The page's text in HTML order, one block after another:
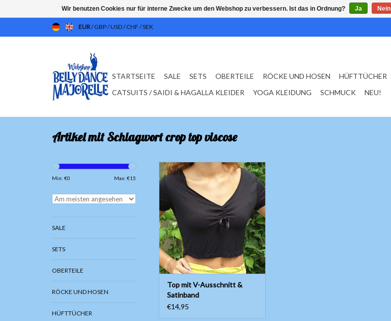
EUR/GBP/USD/CHF /SEK
STARTSEITE SALE SETS OBERTEILE RÖCKE UND HOSEN HÜFTTÜCHER
CATSUITS / SAIDI & HAGALLA KLEIDER
YOGA KLEIDUNG SCHMUCK NEU!
Artikel mit Schlagwort crop top viscose
Min: €0 Max: €15
SALE
SETS
OBERTEILE
RÖCKE UND HOSEN
HÜFTTÜCHER
Top mit V-Ausschnitt & Satinband
ZUM WARENKORB HINZUFÜGEN
Top mit V-Ausschnitt &
Satinband
€14,95
Wir benutzen Cookies nur für interne Zwecke um den Webshop zu verbessern. Ist das in Ordnung? Ja Nein